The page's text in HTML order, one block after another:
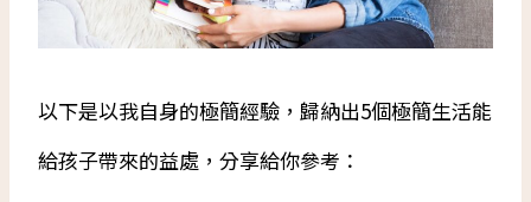
以下是以我自身的極簡經驗，歸納出5個極簡生活能
給孩子帶來的益處，分享給你參考：